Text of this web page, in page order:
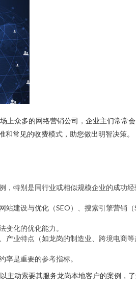
上众多的网络营销公司，企业主们常常
常见的收费模式，助您做出明智决策。
，特别是同行业或相似规模企业的成功
建设与优化（SEO）、搜索引擎营销
变化的优化能力。
业特点（如龙岗的制造业、跨境电商
率是重要的参考指标。
主动索要其服务龙岗本地客户的案例，